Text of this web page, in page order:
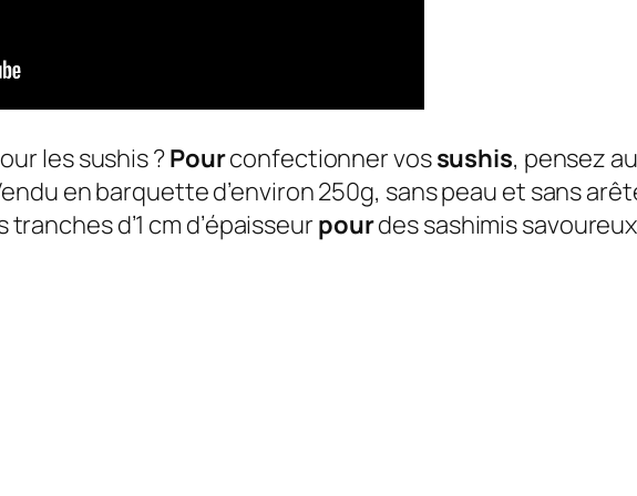
les sushis ?Pourconfectionner vossushis, pensez
en barquette d’environ 250g, sans peau et sans
d’1 cm d’épaisseur pourdes sashimis